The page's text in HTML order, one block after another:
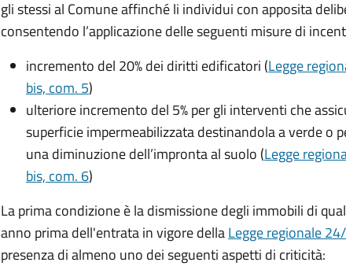
gli stessi al Comune affinché li individui con apposita
consentendo l’applicazione delle seguenti misure di
incremento del 20% dei diritti edificatori (Legge
bis, com. 5)
ulteriore incremento del 5% per gli interventi che
superficie impermeabilizzata destinandola a verde o
una diminuzione dell’impronta al suolo (Legge
bis, com. 6)
La prima condizione è la dismissione degli immobili di
anno prima dell'entrata in vigore dellaLegge regionale
presenza di almeno uno dei seguenti aspetti di criticità: